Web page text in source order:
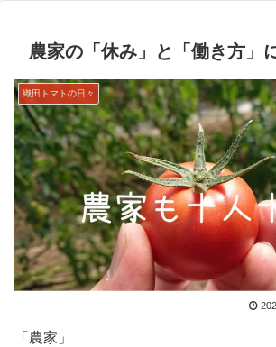
農家の「休み」と「働き方」
織田トマトの日々
「農家」